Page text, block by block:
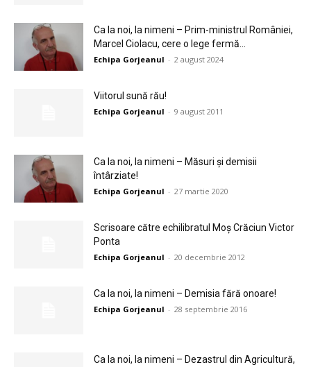
Ca la noi, la nimeni – Prim-ministrul României,
Marcel Ciolacu, cere o lege fermă...
Echipa Gorjeanul - 2 august 2024
Viitorul sună rău!
Echipa Gorjeanul - 9 august 2011
Ca la noi, la nimeni – Măsuri și demisii
întârziate!
Echipa Gorjeanul - 27 martie 2020
Scrisoare către echilibratul Moş Crăciun Victor
Ponta
Echipa Gorjeanul - 20 decembrie 2012
Ca la noi, la nimeni – Demisia fără onoare!
Echipa Gorjeanul - 28 septembrie 2016
Ca la noi, la nimeni – Dezastrul din Agricultură,